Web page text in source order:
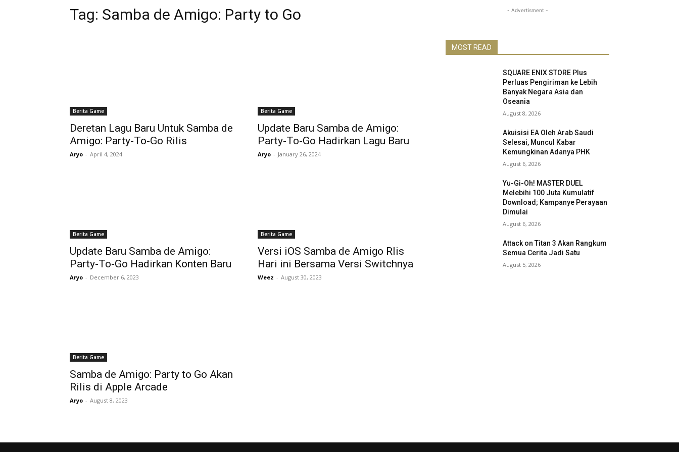
Tag: Samba de Amigo: Party to Go
Berita Game
Deretan Lagu Baru Untuk Samba de
Amigo: Party-To-Go Rilis
Aryo - April 4, 2024
Berita Game
Update Baru Samba de Amigo:
Party-To-Go Hadirkan Lagu Baru
Aryo - January 26, 2024
Berita Game
Update Baru Samba de Amigo:
Party-To-Go Hadirkan Konten Baru
Aryo - December 6, 2023
Berita Game
Versi iOS Samba de Amigo Rlis
Hari ini Bersama Versi Switchnya
Weez - August 30, 2023
Berita Game
Samba de Amigo: Party to Go Akan
Rilis di Apple Arcade
Aryo - August 8, 2023
- Advertisment -
MOST READ
SQUARE ENIX STORE Plus
Perluas Pengiriman ke Lebih
Banyak Negara Asia dan
Oseania
August 8, 2026
Akuisisi EA Oleh Arab Saudi
Selesai, Muncul Kabar
Kemungkinan Adanya PHK
August 6, 2026
Yu-Gi-Oh! MASTER DUEL
Melebihi 100 Juta Kumulatif
Download; Kampanye Perayaan
Dimulai
August 6, 2026
Attack on Titan 3 Akan Rangkum
Semua Cerita Jadi Satu
August 5, 2026